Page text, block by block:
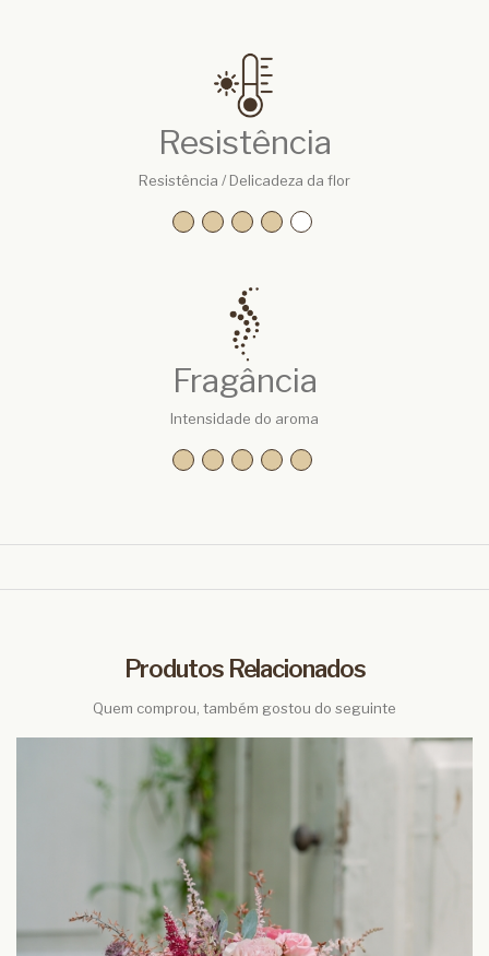
Resistência
Resistência / Delicadeza da flor
Fragância
Intensidade do aroma
Produtos Relacionados
Quem comprou, também gostou do seguinte